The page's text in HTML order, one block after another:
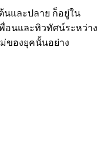
นและปลาย ก็อยู่ใน
อนและทิวทัศน์ระหว่าง
ของยุคนั้นอย่าง